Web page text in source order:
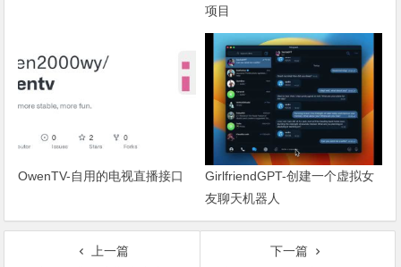
项目
OwenTV-自用的电视直播接口
GirlfriendGPT-创建一个虚拟女
友聊天机器人
上一篇
下一篇